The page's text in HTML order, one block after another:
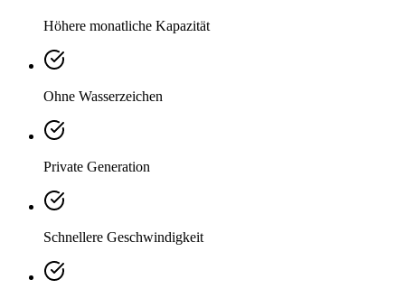
Höhere monatliche Kapazität
Ohne Wasserzeichen
Private Generation
Schnellere Geschwindigkeit